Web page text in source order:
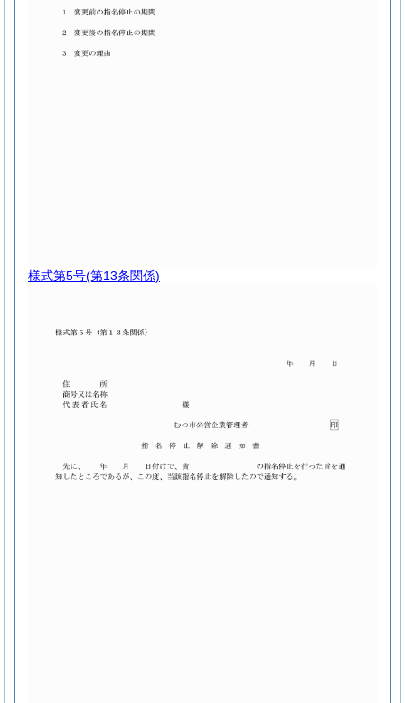
様式第5号(第13条関係)